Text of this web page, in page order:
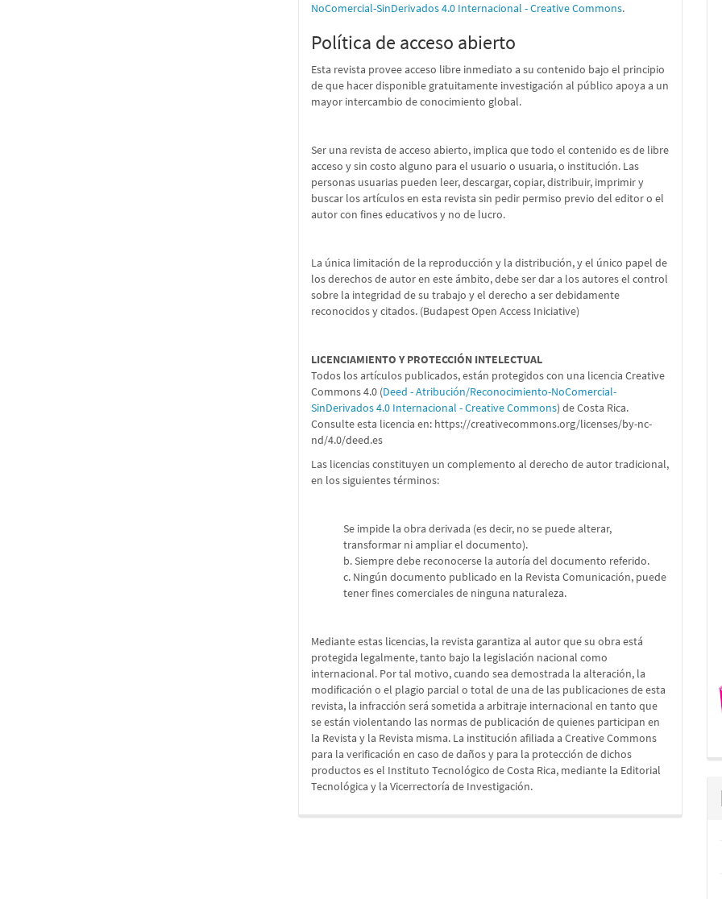
NoComercial-SinDerivados 4.0 Internacional - Creative Commons.
Política de acceso abierto
Esta revista provee acceso libre inmediato a su contenido bajo el principio
de que hacer disponible gratuitamente investigación al público apoya a un
mayor intercambio de conocimiento global.
Ser una revista de acceso abierto, implica que todo el contenido es de libre
acceso y sin costo alguno para el usuario o usuaria, o institución. Las
personas usuarias pueden leer, descargar, copiar, distribuir, imprimir y
buscar los artículos en esta revista sin pedir permiso previo del editor o el
autor con fines educativos y no de lucro.
La única limitación de la reproducción y la distribución, y el único papel de
los derechos de autor en este ámbito, debe ser dar a los autores el control
sobre la integridad de su trabajo y el derecho a ser debidamente
reconocidos y citados. (Budapest Open Access Iniciative)
LICENCIAMIENTO Y PROTECCIÓN INTELECTUAL
Todos los artículos publicados, están protegidos con una licencia Creative
Commons 4.0 (Deed - Atribución/Reconocimiento-NoComercial-
SinDerivados 4.0 Internacional - Creative Commons) de Costa Rica.
Consulte esta licencia en: https://creativecommons.org/licenses/by-nc-
nd/4.0/deed.es
Las licencias constituyen un complemento al derecho de autor tradicional,
en los siguientes términos:
Se impide la obra derivada (es decir, no se puede alterar,
transformar ni ampliar el documento).
b. Siempre debe reconocerse la autoría del documento referido.
c. Ningún documento publicado en la Revista Comunicación, puede
tener fines comerciales de ninguna naturaleza.
Mediante estas licencias, la revista garantiza al autor que su obra está
protegida legalmente, tanto bajo la legislación nacional como
internacional. Por tal motivo, cuando sea demostrada la alteración, la
modificación o el plagio parcial o total de una de las publicaciones de esta
revista, la infracción será sometida a arbitraje internacional en tanto que
se están violentando las normas de publicación de quienes participan en
la Revista y la Revista misma. La institución afiliada a Creative Commons
para la verificación en caso de daños y para la protección de dichos
productos es el Instituto Tecnológico de Costa Rica, mediante la Editorial
Tecnológica y la Vicerrectoría de Investigación.